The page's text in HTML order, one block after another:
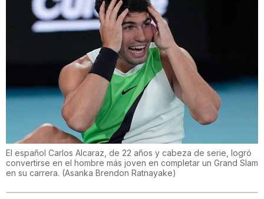
El español Carlos Alcaraz, de 22 años y cabeza de serie, logró
convertirse en el hombre más joven en completar un Grand Slam
en su carrera. (Asanka Brendon Ratnayake)